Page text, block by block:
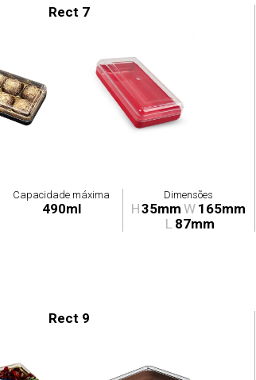
Rect 7
Capacidade máxima
490ml
Dimensões
H35mm W 165mm
L 87mm
Rect 9